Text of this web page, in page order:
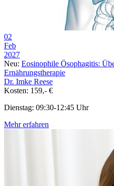
02
Feb
2027
Neu: Eosinophile Ösophagitis:
Ernährungstherapie
Dr. Imke Reese
Kosten: 159,- €
Dienstag: 09:30-12:45 Uhr
Mehr erfahren